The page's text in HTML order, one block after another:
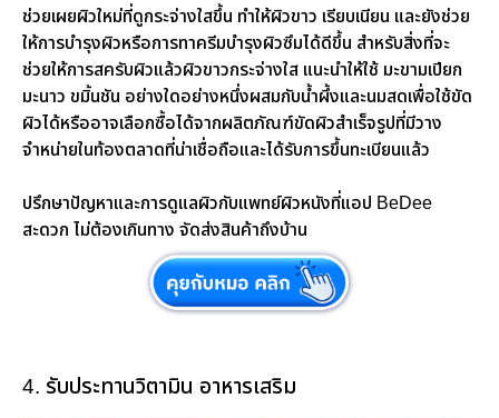
ช่วยเผยผิวใหม่ที่ดูกระจ่างใสขึ้น ทำให้ผิวขาว เรียบเนียน และยังช่วย
ให้การบำรุงผิวหรือการทาครีมบำรุงผิวซึมได้ดีขึ้น สำหรับสิ่งที่จะ
ช่วยให้การสครับผิวแล้วผิวขาวกระจ่างใส แนะนำให้ใช้ มะขามเปียก
มะนาว ขมิ้นชัน อย่างใดอย่างหนึ่งผสมกับน้ำผึ้งและนมสดเพื่อใช้ขัด
ผิวได้หรืออาจเลือกซื้อได้จากผลิตภัณฑ์ขัดผิวสำเร็จรูปที่มีวาง
จำหน่ายในท้องตลาดที่น่าเชื่อถือและได้รับการขึ้นทะเบียนแล้ว
ปรึกษาปัญหาและการดูแลผิวกับแพทย์ผิวหนังที่แอป BeDee
สะดวก ไม่ต้องเกินทาง จัดส่งสินค้าถึงบ้าน
4. รับประทานวิตามิน อาหารเสริม